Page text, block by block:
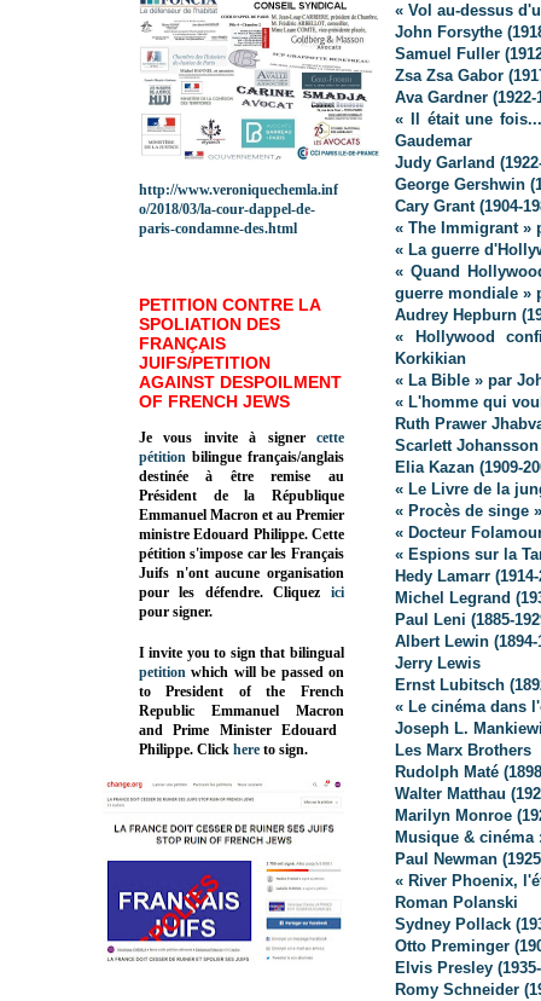
« Vol au-dessus
John Forsythe
Samuel Fuller
Zsa Zsa Gabor
Ava Gardner (1922-
« Il était une
Gaudemar
Judy Garland
George Gershwin
Cary Grant (1904-
« The Immigrant »
« La guerre
« Quand
guerre mondiale »
Audrey Hepburn
« Hollywood
Korkikian
« La Bible » par
« L'homme qui
Ruth Prawer
Scarlett Johansson
Elia Kazan (1909-
« Le Livre de la
« Procès de singe
« Docteur
« Espions sur la
Hedy Lamarr
Michel Legrand
Paul Leni (1885-
Albert Lewin (1894-
Jerry Lewis
Ernst Lubitsch
« Le cinéma dans
Joseph L.
Les Marx Brothers
Rudolph Maté
Walter Matthau
Marilyn Monroe
Musique &
Paul Newman
« River Phoenix,
Roman Polanski
Sydney Pollack
Otto Preminger
Elvis Presley
Romy Schneider
http://www.veroniquechemla.inf
o/2018/03/la-cour-dappel-de-
paris-condamne-des.html
PETITION CONTRE LA
SPOLIATION DES
FRANÇAIS
JUIFS/PETITION
AGAINST DESPOILMENT
OF FRENCH JEWS
Je vous invite à signer cette
pétition bilingue français/anglais
destinée à être remise au
Président de la République
Emmanuel Macron et au Premier
ministre Edouard Philippe. Cette
pétition s'impose car les Français
Juifs n'ont aucune organisation
pour les défendre. Cliquez
ici
pour signer.
I invite you to sign that bilingual
petition which will be passed on
to President of the French
Republic Emmanuel Macron
and Prime MinisterEdouard
Philippe. Click here to sign.